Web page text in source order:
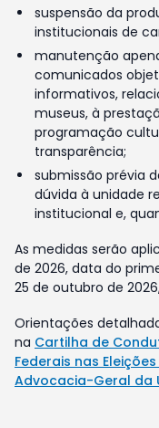
suspensão da
institucionais de
manutenção
comunicados
informativos,
museus, à
programação
transparência;
submissão prévia
dúvida à unidade
institucional e,
As medidas serão
de 2026, data do
25 de outubro de
Orientações
na Cartilha de
Federais nas
Advocacia-Geral da